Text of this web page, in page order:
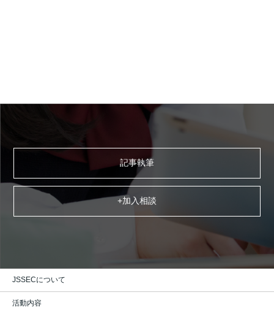
記事執筆
+加入相談
JSSECについて
活動内容